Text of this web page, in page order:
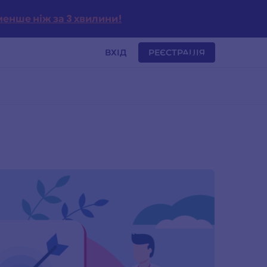
ніж за 3 хвилини!
ВХІД РЕЄСТРАЦІЯ
MENU